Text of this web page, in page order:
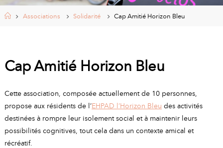
, SI
T
CI
DE
LA
M
HomeAssociations Solidarité Cap Amitié Horizon Bleu
Cap Amitié Horizon Bleu
Cette association, composée actuellement de 10 personnes,
propose aux résidents de l’EHPAD l’Horizon Bleu des activités
destinées à rompre leur isolement social et à maintenir leurs
possibilités cognitives, tout cela dans un contexte amical et
récréatif.